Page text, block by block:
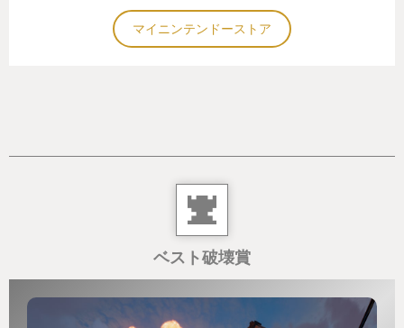
マイニンテンドーストア
ベスト破壊賞